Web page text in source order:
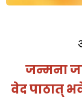
जन्मना
वेदपाठात्